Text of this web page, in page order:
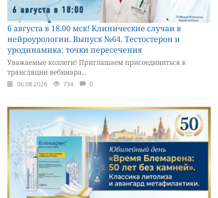
6 августа в 18.00 мск! Клинические случаи в
нейроурологии. Выпуск №64. Тестостерон и
уродинамика: точки пересечения
Уважаемые коллеги! Приглашаем присоединиться к
трансляции вебинара...
06.08.2026 734 0